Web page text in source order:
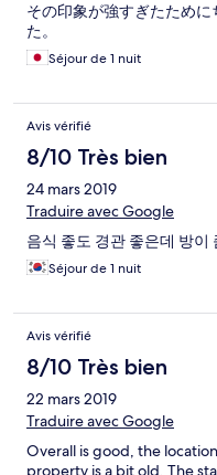
その印象が強すぎたため
た。
Séjour de 1 nuit
Avis vérifié
8/10 Très bien
24 mars 2019
Traduire avec Google
음식 좋도 경관 좋은데 방이
Séjour de 1 nuit
Avis vérifié
8/10 Très bien
22 mars 2019
Traduire avec Google
Overall is good, the
property is a bit old. The